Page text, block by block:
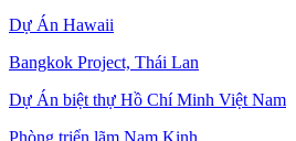
Dự Án Hawaii
Bangkok Project, Thái Lan
Dự Án biệt thự Hồ Chí Minh Việt Nam
Phòng triển lãm Nam Kinh